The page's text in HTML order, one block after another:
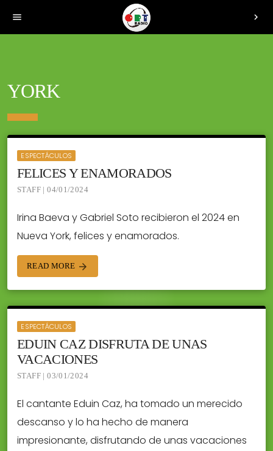
menu chevron_right
YORK
ESPECTÁCULOS
FELICES Y ENAMORADOS
STAFF | 04/01/2024
Irina Baeva y Gabriel Soto recibieron el 2024 en
Nueva York, felices y enamorados.
READ MORE arrow_forward
ESPECTÁCULOS
EDUIN CAZ DISFRUTA DE UNAS
VACACIONES
STAFF | 03/01/2024
El cantante Eduin Caz, ha tomado un merecido
descanso y lo ha hecho de manera
impresionante, disfrutando de unas vacaciones